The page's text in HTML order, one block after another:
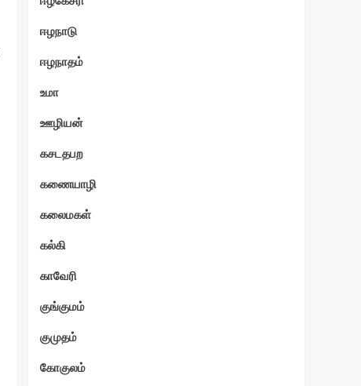
ஈழநாடு
ஈழநாதம்
உமா
ஊழியன்
கசடதபற
கணையாழி
கலைமகள்
கல்கி
காவேரி
குங்குமம்
குமுதம்
கோகுலம்